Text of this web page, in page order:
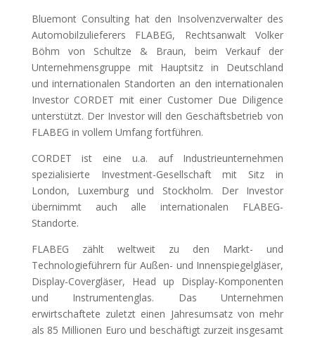
Bluemont Consulting hat den Insolvenzverwalter des
Automobilzulieferers FLABEG, Rechtsanwalt Volker
Böhm von Schultze & Braun, beim Verkauf der
Unternehmensgruppe mit Hauptsitz in Deutschland
und internationalen Standorten an den internationalen
Investor CORDET mit einer Customer Due Diligence
unterstützt. Der Investor will den Geschäftsbetrieb von
FLABEG in vollem Umfang fortführen.
CORDET ist eine u.a. auf Industrieunternehmen
spezialisierte Investment-Gesellschaft mit Sitz in
London, Luxemburg und Stockholm. Der Investor
übernimmt auch alle internationalen FLABEG-
Standorte.
FLABEG zählt weltweit zu den Markt- und
Technologieführern für Außen- und Innenspiegelgläser,
Display-Covergläser, Head up Display-Komponenten
und Instrumentenglas. Das Unternehmen
erwirtschaftete zuletzt einen Jahresumsatz von mehr
als 85 Millionen Euro und beschäftigt zurzeit insgesamt